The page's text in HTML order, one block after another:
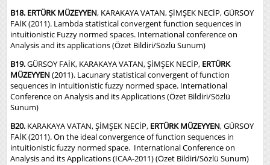
B18. ERTÜRK MÜZEYYEN, KARAKAYA VATAN, ŞİMŞEK NECİP, GÜRSOY
FAİK (2011). Lambda statistical convergent function sequences in
intuitionistic Fuzzy normed spaces. International conference on
Analysis and its applications (Özet Bildiri/Sözlü Sunum)
B19.GÜRSOY FAİK, KARAKAYA VATAN, ŞİMŞEK NECİP, ERTÜRK
MÜZEYYEN (2011). Lacunary statistical convergent of function
sequences in intuitionistic fuzzy normed space. International
Conference on Analysis and its Applications (Özet Bildiri/Sözlü
Sunum)
B20. KARAKAYA VATAN, ŞİMŞEK NECİP, ERTÜRK MÜZEYYEN, GÜRSOY
FAİK (2011). On the ideal convergence of function sequences in
intuitionistic fuzzy normed space. International Conference on
Analysis and its Applications (ICAA-2011) (Özet Bildiri/Sözlü Sunum)